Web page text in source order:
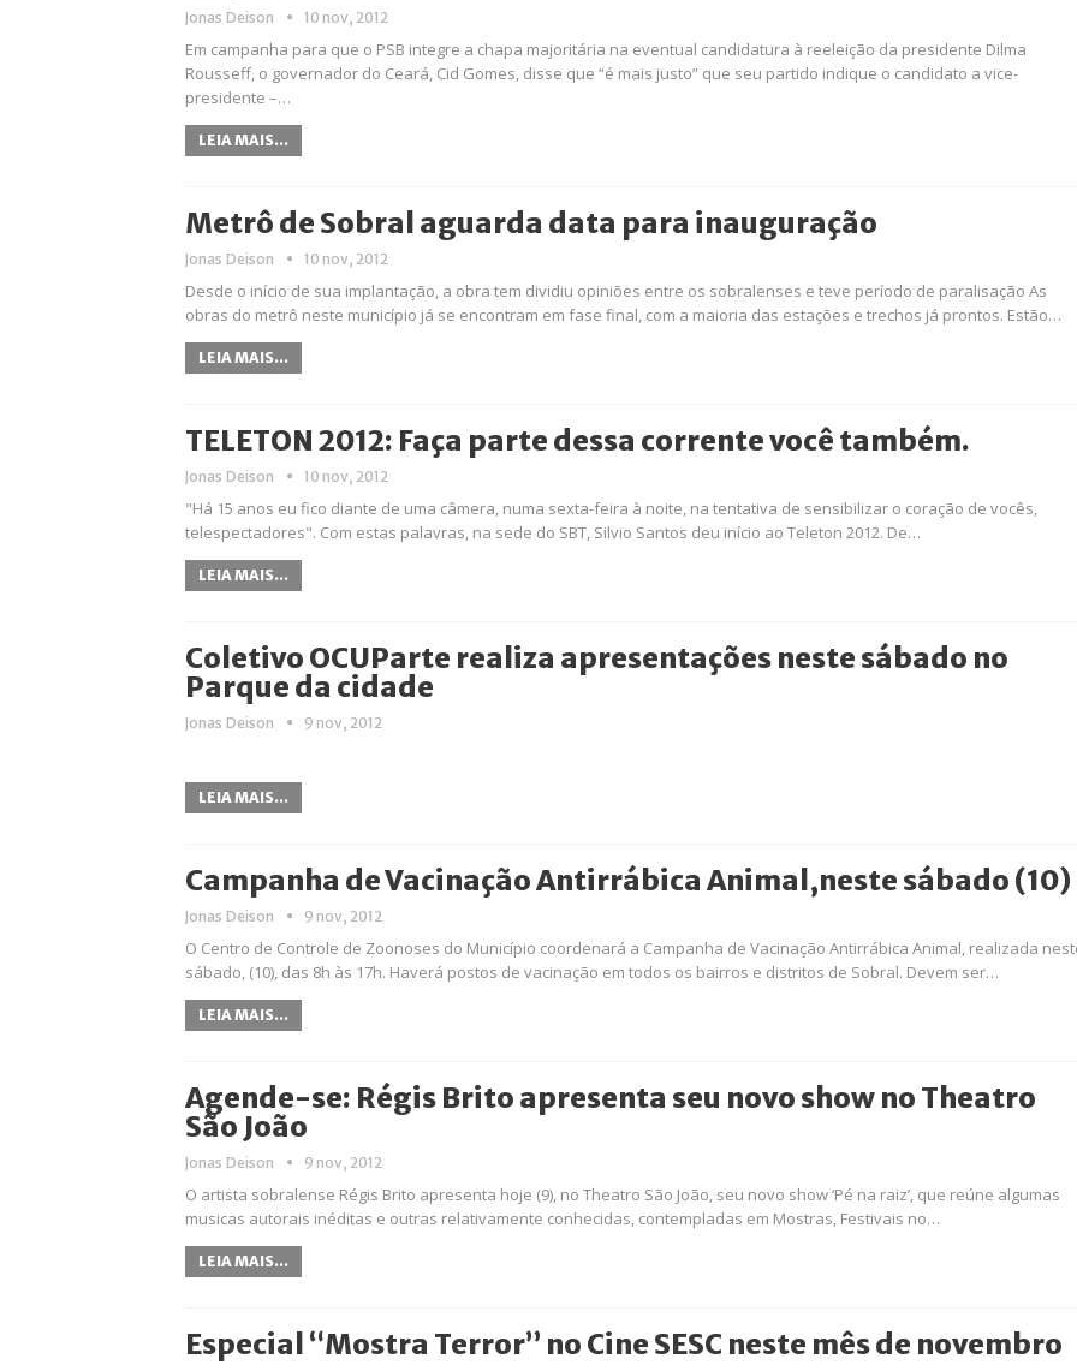
Jonas Deison 10 nov, 2012
Em campanha para que o PSB integre a chapa majoritária na eventual candidatura à reeleição da presidente Dilma
Rousseff, o governador do Ceará, Cid Gomes, disse que “é mais justo” que seu partido indique o candidato a vice-
presidente –…
LEIA MAIS...
Metrô de Sobral aguarda data para inauguração
Jonas Deison 10 nov, 2012
Desde o início de sua implantação, a obra tem dividiu opiniões entre os sobralenses e teve período de paralisação As
obras do metrô neste município já se encontram em fase final, com a maioria das estações e trechos já prontos. Estão…
LEIA MAIS...
TELETON 2012: Faça parte dessa corrente você também.
Jonas Deison 10 nov, 2012
"Há 15 anos eu fico diante de uma câmera, numa sexta-feira à noite, na tentativa de sensibilizar o coração de vocês,
telespectadores". Com estas palavras, na sede do SBT, Silvio Santos deu início ao Teleton 2012. De…
LEIA MAIS...
Coletivo OCUParte realiza apresentações neste sábado no
Parque da cidade
Jonas Deison 9 nov, 2012
LEIA MAIS...
Campanha de Vacinação Antirrábica Animal,neste sábado (10)
Jonas Deison 9 nov, 2012
O Centro de Controle de Zoonoses do Município coordenará a Campanha de Vacinação Antirrábica Animal, realizada
sábado, (10), das 8h às 17h. Haverá postos de vacinação em todos os bairros e distritos de Sobral. Devem ser…
LEIA MAIS...
Agende-se: Régis Brito apresenta seu novo show no Theatro
São João
Jonas Deison 9 nov, 2012
O artista sobralense Régis Brito apresenta hoje (9), no Theatro São João, seu novo show ‘Pé na raiz’, que reúne algumas
musicas autorais inéditas e outras relativamente conhecidas, contempladas em Mostras, Festivais no…
LEIA MAIS...
Especial “Mostra Terror” no Cine SESC neste mês de novembro